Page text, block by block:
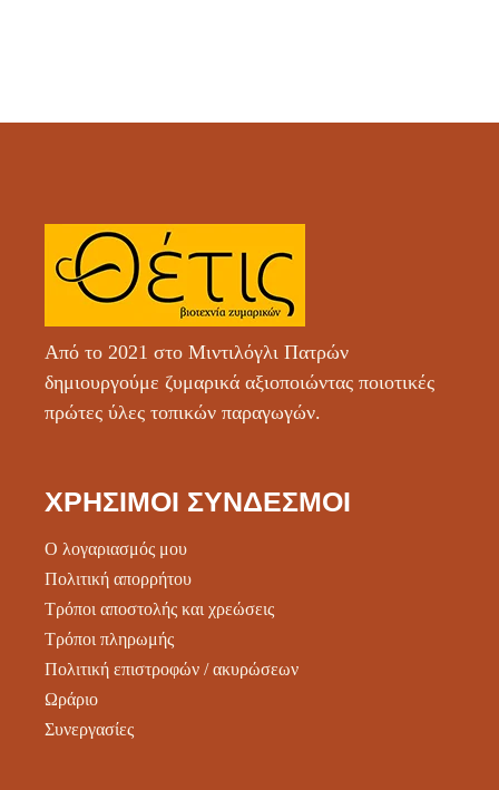
Από το 2021 στο Μιντιλόγλι Πατρών
δημιουργούμε ζυμαρικά αξιοποιώντας ποιοτικές
πρώτες ύλες τοπικών παραγωγών.
ΧΡΉΣΙΜΟΙ ΣΎΝΔΕΣΜΟΙ
Ο λογαριασμός μου
Πολιτική απορρήτου
Τρόποι αποστολής και χρεώσεις
Τρόποι πληρωμής
Πολιτική επιστροφών / ακυρώσεων
Ωράριο
Συνεργασίες